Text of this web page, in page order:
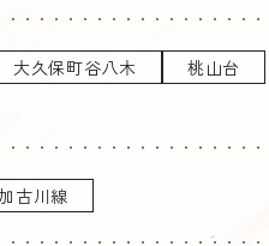
大久保町谷八木
桃山台
加古川線